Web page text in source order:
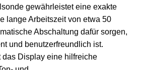
gewährleistet eine exakte
lange Arbeitszeit von etwa 50
Abschaltung dafür sorgen,
und benutzerfreundlich ist.
das Display eine hilfreiche